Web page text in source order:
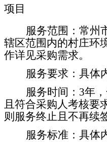
项目
服务范围：常州
辖区范围内的村庄环
作详见采购需求。
服务要求：具体
服务时间： 3年
且符合采购人考核要
则服务终止且不再续
服务标准：具体